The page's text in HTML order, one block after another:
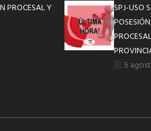
PROCESAL Y
SPJ-USO
5